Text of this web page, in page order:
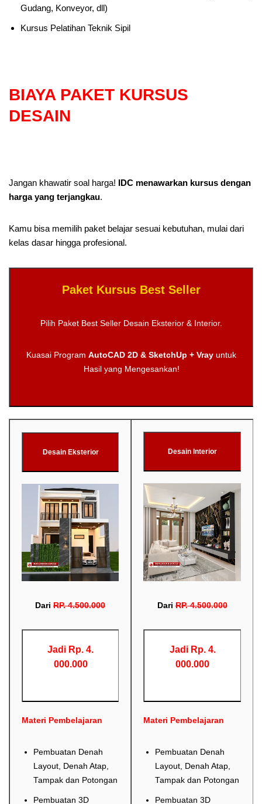
Gudang, Konveyor, dll)
Kursus Pelatihan Teknik Sipil
BIAYA PAKET KURSUS
DESAIN
Jangan khawatir soal harga! IDC menawarkan kursus dengan
harga yang terjangkau.
Kamu bisa memilih paket belajar sesuai kebutuhan, mulai dari
kelas dasar hingga profesional.
Paket Kursus Best Seller
Pilih Paket Best Seller Desain Eksterior & Interior.
Kuasai Program AutoCAD 2D & SketchUp + Vray untuk
Hasil yang Mengesankan!
Desain Eksterior
Dari RP.4.500.000
Jadi Rp. 4.
000.000
Materi Pembelajaran
Pembuatan Denah
Layout, Denah Atap,
Tampak dan Potongan
Pembuatan 3D
Desain Interior
DariRP.4.500.000
Jadi Rp. 4.
000.000
Materi Pembelajaran
Pembuatan Denah
Layout, Denah Atap,
Tampak dan Potongan
Pembuatan 3D